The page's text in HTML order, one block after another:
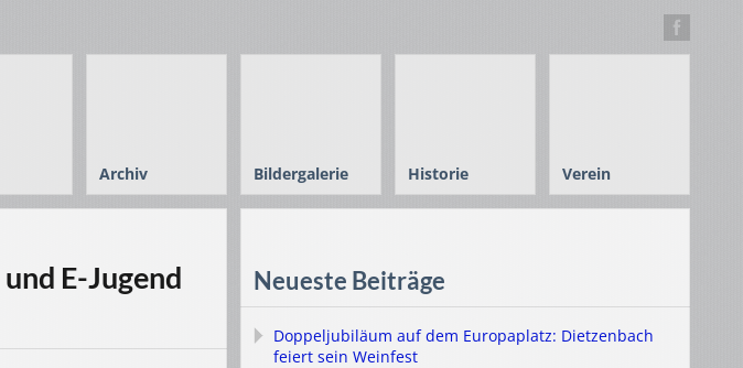
Archiv Bildergalerie Historie Verein
E-Jugend
Neueste Beiträge
Doppeljubiläum auf dem Europaplatz: Dietzenbach
feiert sein Weinfest